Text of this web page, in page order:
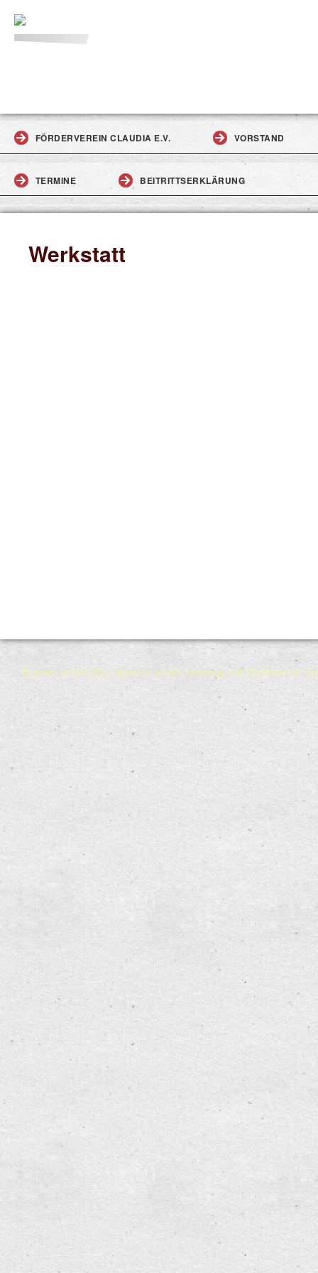
FÖRDERVEREIN CLAUDIA E.V. VORSTAND
TERMINE BEITRITTSERKLÄRUNG
Werkstatt
Es waren bereits 93231 Besucher auf der Homepage vom Foerderverein